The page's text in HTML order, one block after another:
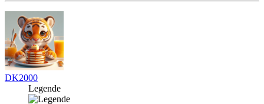
DK2000
Legende